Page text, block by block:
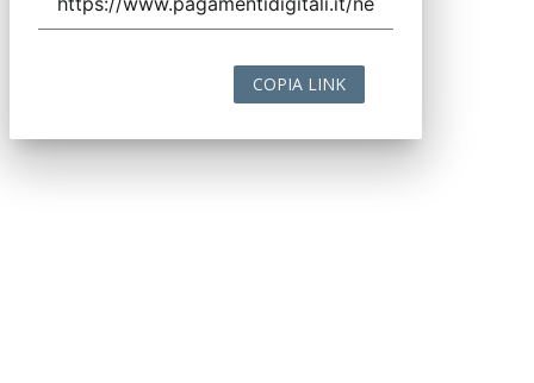
COPIA LINK